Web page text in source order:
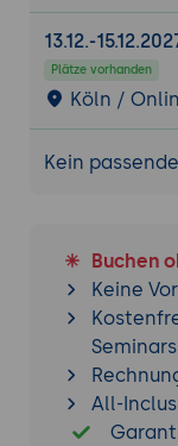
Workshop-
Ein
didaktisch
Learning
Ablaufplan
z. B.
13.12.-
Plätze vorhanden
Köln /
Kein
Buchen
Keine
Seminars
All-